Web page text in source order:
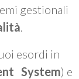
gestionali
esordi in
System) e